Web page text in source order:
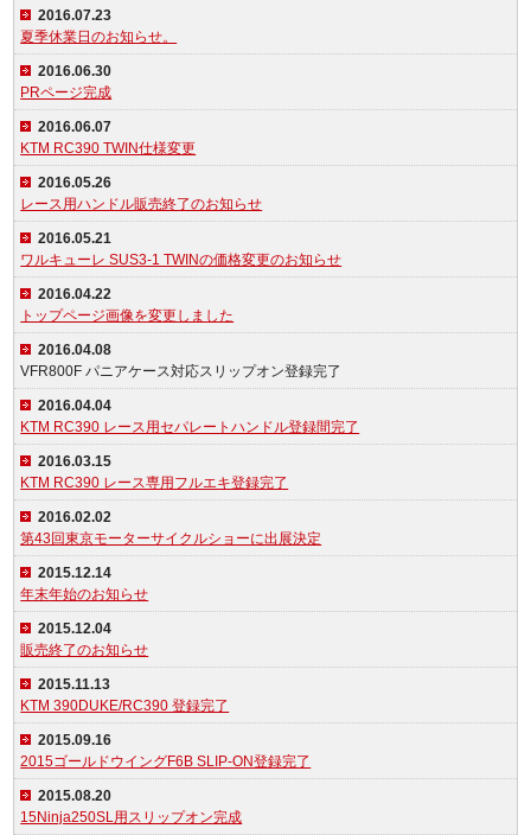
2016.07.23
夏季休業日のお知らせ。
2016.06.30
PRページ完成
2016.06.07
KTM RC390 TWIN仕様変更
2016.05.26
レース用ハンドル販売終了のお知らせ
2016.05.21
ワルキューレ SUS3-1 TWINの価格変更のお知らせ
2016.04.22
トップページ画像を変更しました
2016.04.08
VFR800F パニアケース対応スリップオン登録完了
2016.04.04
KTM RC390 レース用セパレートハンドル登録間完了
2016.03.15
KTM RC390 レース専用フルエキ登録完了
2016.02.02
第43回東京モーターサイクルショーに出展決定
2015.12.14
年末年始のお知らせ
2015.12.04
販売終了のお知らせ
2015.11.13
KTM 390DUKE/RC390 登録完了
2015.09.16
2015ゴールドウイングF6B SLIP-ON登録完了
2015.08.20
15Ninja250SL用スリップオン完成